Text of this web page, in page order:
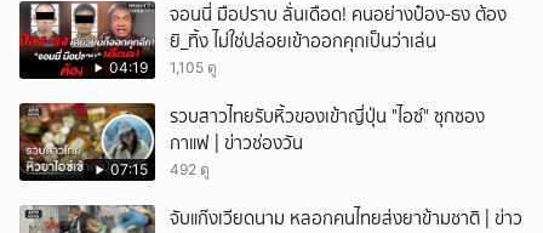
04:19
จอนนี่ มือปราบ ลั่นเดือด! คนอย่างป๋อง-ธง ต้อง
ยิ_ทิ้ง ไม่ใช่ปล่อยเข้าออกคุกเป็นว่าเล่น
1,105 ดู
07:15
รวบสาวไทยรับหิ้วของเข้าญี่ปุ่น "ไอซ์" ซุกซอง
กาแฟ | ข่าวช่องวัน
492 ดู
จับแก๊งเวียดนาม หลอกคนไทยส่งยาข้ามชาติ | ข่าว